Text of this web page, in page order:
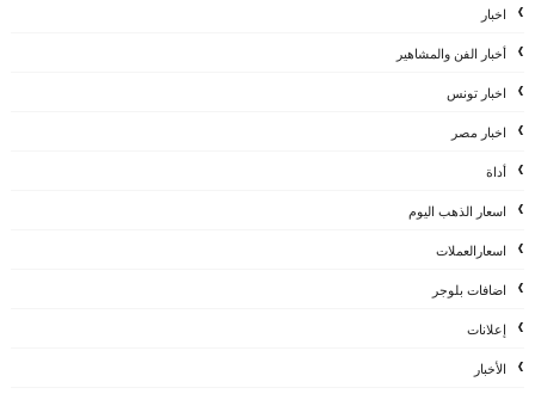
اخبار
أخبار الفن والمشاهير
اخبار تونس
اخبار مصر
أداة
اسعار الذهب اليوم
اسعارالعملات
اضافات بلوجر
إعلانات
الأخبار